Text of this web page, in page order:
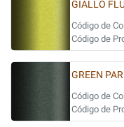
GIALLO
Código de
Código de
GREEN
Código de
Código de